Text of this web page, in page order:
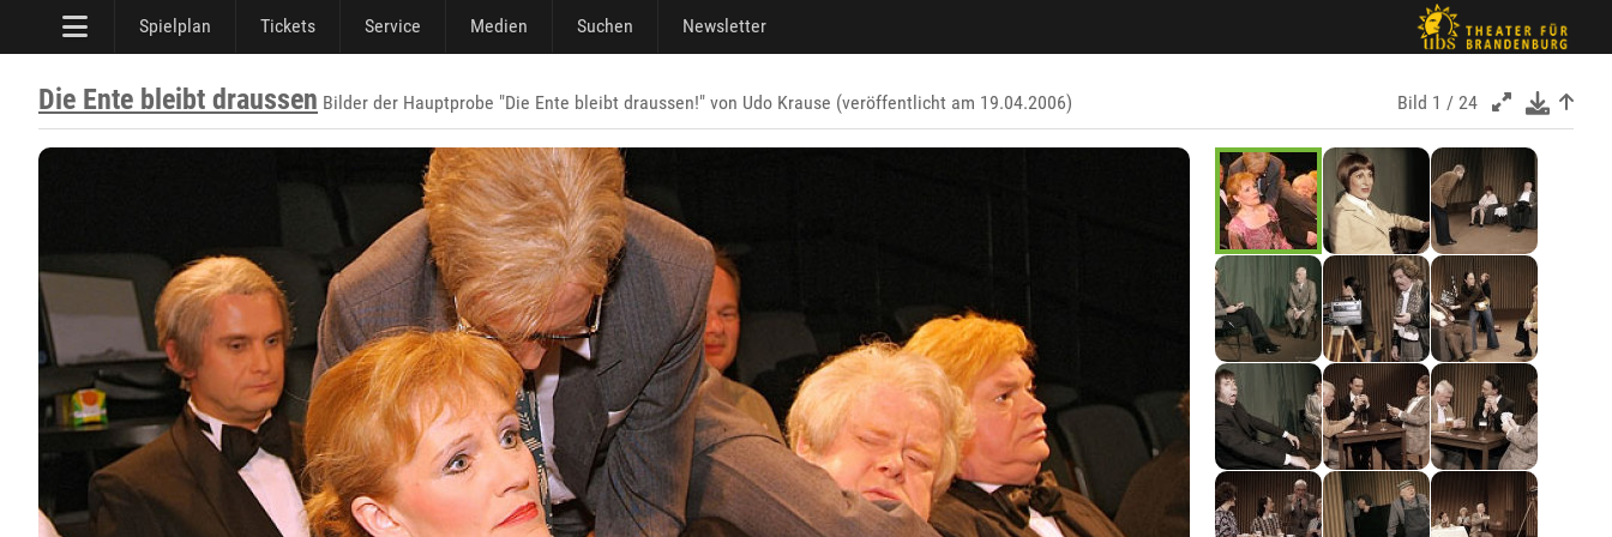
Spielplan Tickets Service Medien Suchen Newsletter
Die Ente bleibt draussen Bilder der Hauptprobe "Die Ente bleibt draussen!" von Udo Krause (veröffentlicht am 19.04.2006) Bild 1 / 24